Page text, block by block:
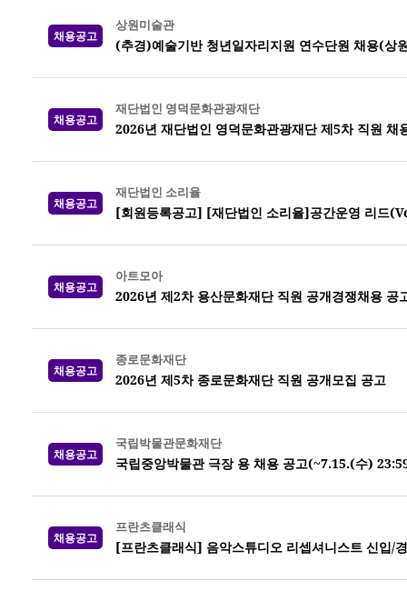
채용공고
상원미술관
(추경)예술기반 청년일자리지원 연수단원 채용(상
채용공고
재단법인 영덕문화관광재단
2026년 재단법인 영덕문화관광재단 제5차 직원 채
채용공고
재단법인 소리율
[회원등록공고] [재단법인 소리율]공간운영 리드
채용공고
아트모아
2026년 제2차 용산문화재단 직원 공개경쟁채용 공
채용공고
종로문화재단
2026년 제5차 종로문화재단 직원 공개모집 공고
채용공고
국립박물관문화재단
국립중앙박물관 극장 용 채용 공고(~7.15.(수)
채용공고
프란츠클래식
[프란츠클래식] 음악스튜디오 리셉셔니스트 신입/